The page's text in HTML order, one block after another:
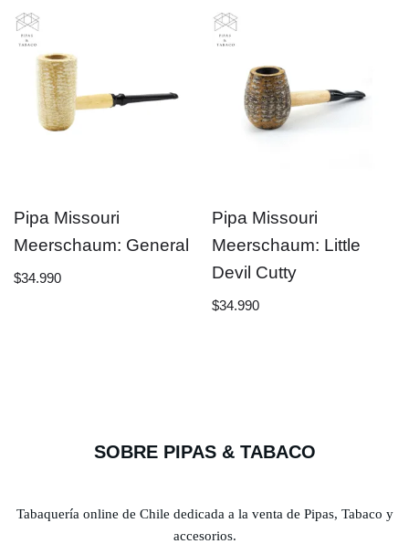
Pipa Missouri
Meerschaum: General
$34.990
Pipa Missouri
Meerschaum: Little
Devil Cutty
$34.990
SOBRE PIPAS & TABACO
Tabaquería online de Chile dedicada a la venta de Pipas, Tabaco y
accesorios.